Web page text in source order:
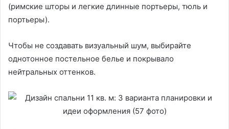
(римские шторы и легкие длинные портьеры, тюль и
портьеры).
Чтобы не создавать визуальный шум, выбирайте
однотонное постельное белье и покрывало
нейтральных оттенков.